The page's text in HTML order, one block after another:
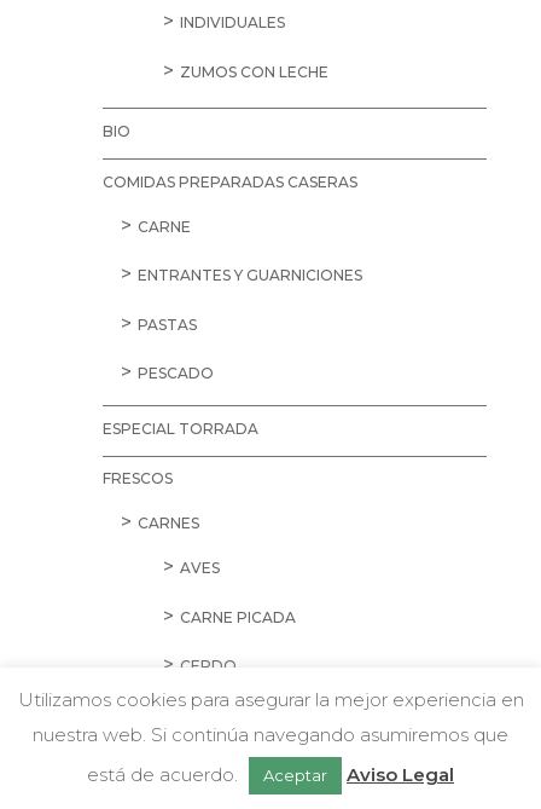
INDIVIDUALES
ZUMOS CON LECHE
BIO
COMIDAS PREPARADAS CASERAS
CARNE
ENTRANTES Y GUARNICIONES
PASTAS
PESCADO
ESPECIAL TORRADA
FRESCOS
CARNES
AVES
CARNE PICADA
CERDO
CORDERO Y CONEJO
EMBUTIDOS
w Chatea con nosotros
Utilizamos cookies para asegurar la mejor experiencia en
nuestra web. Si continúa navegando asumiremos que
está de acuerdo.
Aceptar Aviso Legal